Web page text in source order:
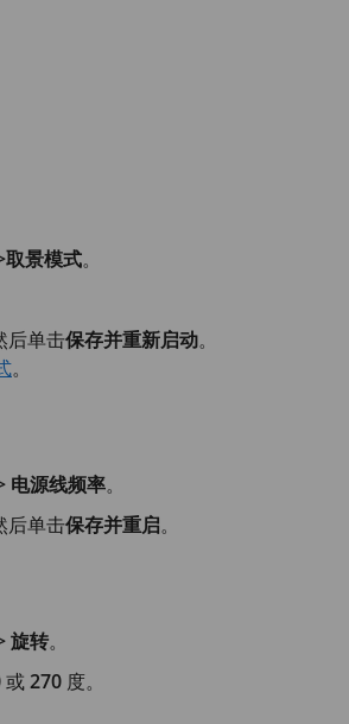
取景模式。
后单击保存并重新启动。
。
电源线频率。
后单击保存并重启。
旋转。
或270 度。